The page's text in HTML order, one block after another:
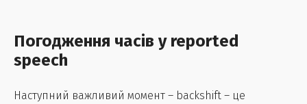
Погодження часів у reported
speech
Наступний важливий момент – backshift – це